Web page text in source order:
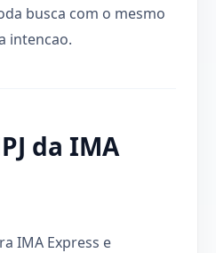
busca com o mesmo
intencao.
da IMA
IMA Express e